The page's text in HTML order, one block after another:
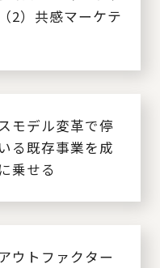
2）共感マーケテ
モデル変革で停
る既存事業を成
乗せる
ウトファクター